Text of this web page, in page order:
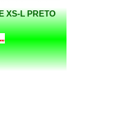
XS-L PRETO